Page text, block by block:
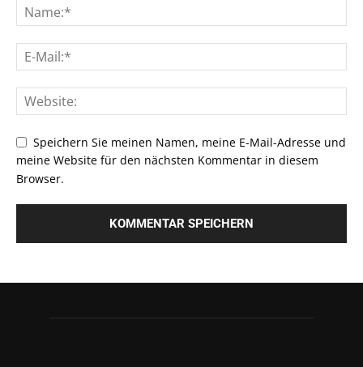
Speichern Sie meinen Namen, meine E-Mail-Adresse und
meine Website für den nächsten Kommentar in diesem
Browser.